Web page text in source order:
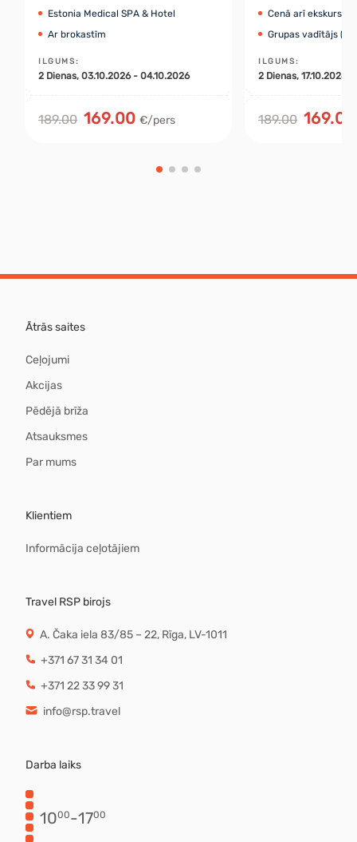
Estonia Medical SPA & Hotel
Ar brokastīm
ILGUMS:
2 Dienas, 03.10.2026 - 04.10.2026
189.00 169.00 €/pers
Cenā arī ekskursija
Grupas vadītājs (LV)
ILGUMS:
2 Dienas, 17.10.2026
189.00 169.00
Ātrās saites
Ceļojumi
Akcijas
Pēdējā brīža
Atsauksmes
Par mums
Klientiem
Informācija ceļotājiem
Travel RSP birojs
A. Čaka iela 83/85 – 22, Rīga, LV-1011
+371 67 31 34 01
+371 22 33 99 31
info@rsp.travel
Darba laiks
1000-1700